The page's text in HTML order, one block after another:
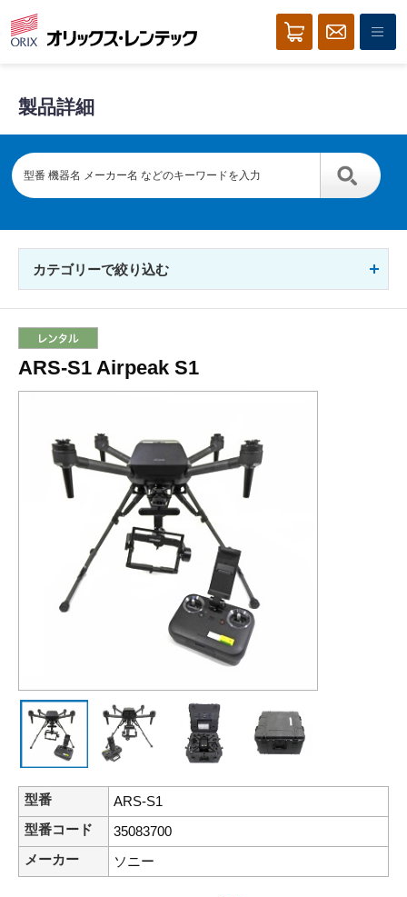
製品詳細
カテゴリーで絞り込む
ARS-S1 Airpeak S1
型番
ARS-S1
型番コード
35083700
メーカー
ソニー